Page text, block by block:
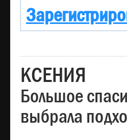
КСЕНИЯ
Большое
выбрала